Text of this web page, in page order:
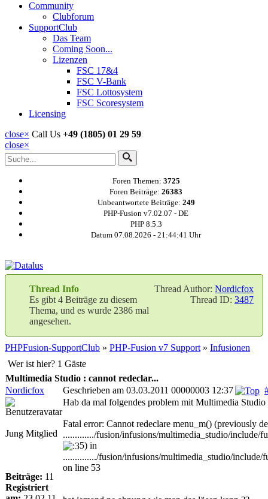
Community
Clubforum
SupportClub
Das Team
Coming Soon...
Lizenzen
FSC 17&4
FSC V-Bank
FSC Lottosystem
FSC Scoresystem
Licensing
close× Call Us +49 (1805) 01 29 59
close×
Foren Themen: 3725
Foren Beiträge: 26383
Unbeantwortete Beiträge: 249
PHP-Fusion v7.02.07 - DE
PHP 8.5.3
Datum 07.08.2026 - 21:44:42 Uhr
Thread Author: Nordicfox
Thread ID: 3487
Thread Info
Es gibt 4 Beiträge zu diesem
Thema, und es wurde 2386 mal
angesehen.
PHPFusion-SupportClub » PHP-Fusion v7 Support » Infusionen
Wer ist hier? 1 Gäste
Multimedia Studio : cannot redeclar...
Nordicfox
Geschrieben am 03.03.2011 00000003 12:37
Jung Mitglied
Beiträge: 11
Registriert
Hab da mal folgendes problem mit Multimedia Studio
Fatal error: Cannot redeclare menu_m() (previously
............./fusion/infusions/multimedia_studio/include/
5) in
............../fusion/infusions/multimedia_studio/include/
on line 53